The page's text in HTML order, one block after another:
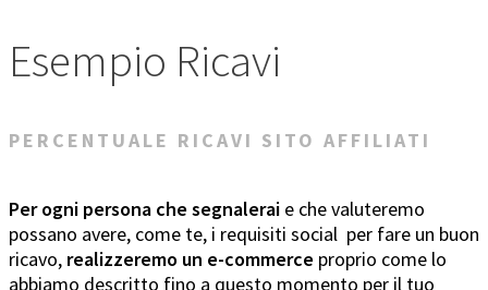
Esempio Ricavi
PERCENTUALE RICAVI SITO AFFILIATI
Per ogni persona che segnalerai e che valuteremo
possano avere, come te, i requisiti social per fare un buon
ricavo, realizzeremo un e-commerce proprio come lo
abbiamo descritto fino a questo momento per il tuo